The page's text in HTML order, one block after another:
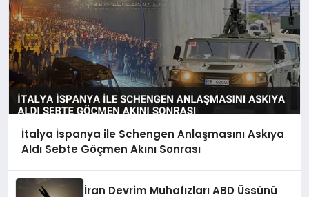
İtalya İspanya ile Schengen Anlaşmasını Askıya
Aldı Sebte Göçmen Akını Sonrası
İran Devrim Muhafızları ABD Üssünü